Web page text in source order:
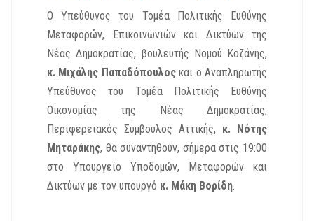
Ο Υπεύθυνος του Τομέα Πολιτικής Ευθύνης
Μεταφορών, Επικοινωνιών και Δικτύων της
Νέας Δημοκρατίας, βουλευτής Νομού Κοζάνης,
κ. Μιχάλης Παπαδόπουλοςκαι ο Αναπληρωτής
Υπεύθυνος του Τομέα Πολιτικής Ευθύνης
Οικονομίας της Νέας Δημοκρατίας,
Περιφερειακός Σύμβουλος Αττικής, κ. Νότης
Μηταράκης, θα συναντηθούν, σήμερα στις 19:00
στο Υπουργείο Υποδομών, Μεταφορών και
Δικτύων με τον υπουργό κ. Μάκη Βορίδη.